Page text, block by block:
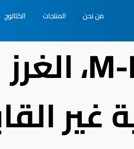
من نحن المنتجات الكتالوج
M-NATUR، الغرز
غير